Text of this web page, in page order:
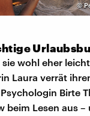
©
sie wohl eher
Laura verrät
Birte
beim Lesen aus